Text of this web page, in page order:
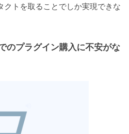
クトを取ることでしか実現できな
のプラグイン購入に不安がな